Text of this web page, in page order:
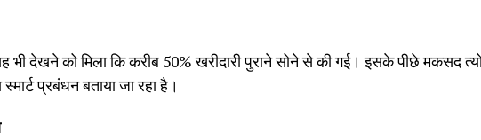
भी देखने को मिला कि करीब 50% खरीदारी पुराने सोने से की गई। इसके पीछे मकसद
प्रबंधन बताया जा रहा है।